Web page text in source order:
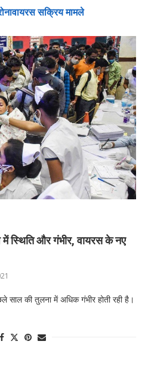
सक्रिय मामले
स्थिति और गंभीर, वायरस के नए
साल की तुलना में अधिक गंभीर होती रही है।